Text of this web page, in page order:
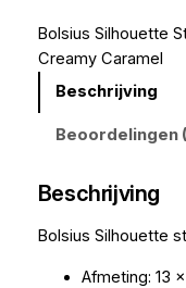
Bolsius Silhouette
Creamy Caramel
Beschrijving
Beoordelingen
Beschrijving
Bolsius Silhouette
Afmeting: 13